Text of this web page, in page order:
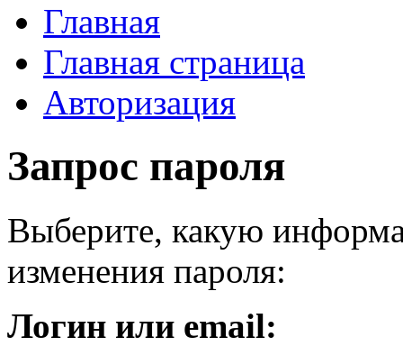
Главная
Главная страница
Авторизация
Запрос пароля
Выберите, какую
изменения пароля:
Логин или email: